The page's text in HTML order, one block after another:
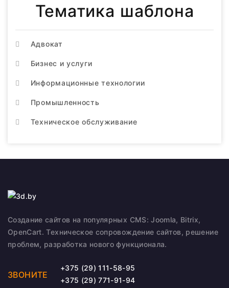
Тематика шаблона
Адвокат
Бизнес и услуги
Информационные технологии
Промышленность
Техническое обслуживание
Создание сайтов на популярных CMS: Joomla, Bitrix,
OpenCart. Техническое сопровождение сайтов, решение
проблем, разработка нового функционала.
ЗВОНИТЕ
+375 (29) 111-58-95
+375 (29) 771-91-94